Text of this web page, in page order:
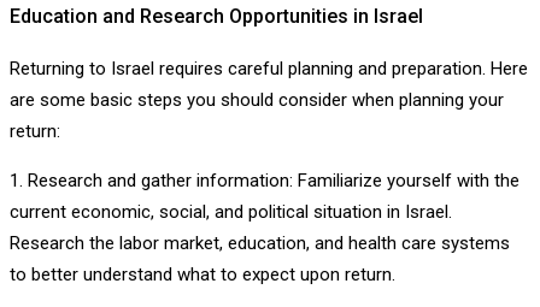
Education and Research Opportunities in Israel
Returning to Israel requires careful planning and preparation. Here
are some basic steps you should consider when planning your
return:
1. Research and gather information: Familiarize yourself with the
current economic, social, and political situation in Israel.
Research the labor market, education, and health care systems
to better understand what to expect upon return.